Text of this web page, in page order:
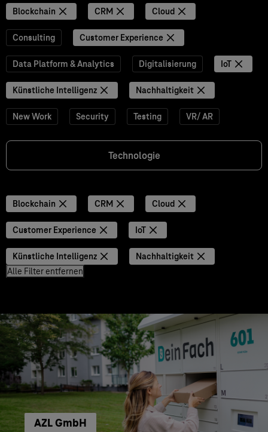
Blockchain CRM Cloud
Consulting Customer Experience
Data Platform & Analytics Digitalisierung IoT
Künstliche Intelligenz Nachhaltigkeit
New Work Security Testing VR/ AR
Technologie
Blockchain CRM Cloud
Customer Experience IoT
Künstliche Intelligenz
Nachhaltigkeit
Alle Filter entfernen
AZL GmbH